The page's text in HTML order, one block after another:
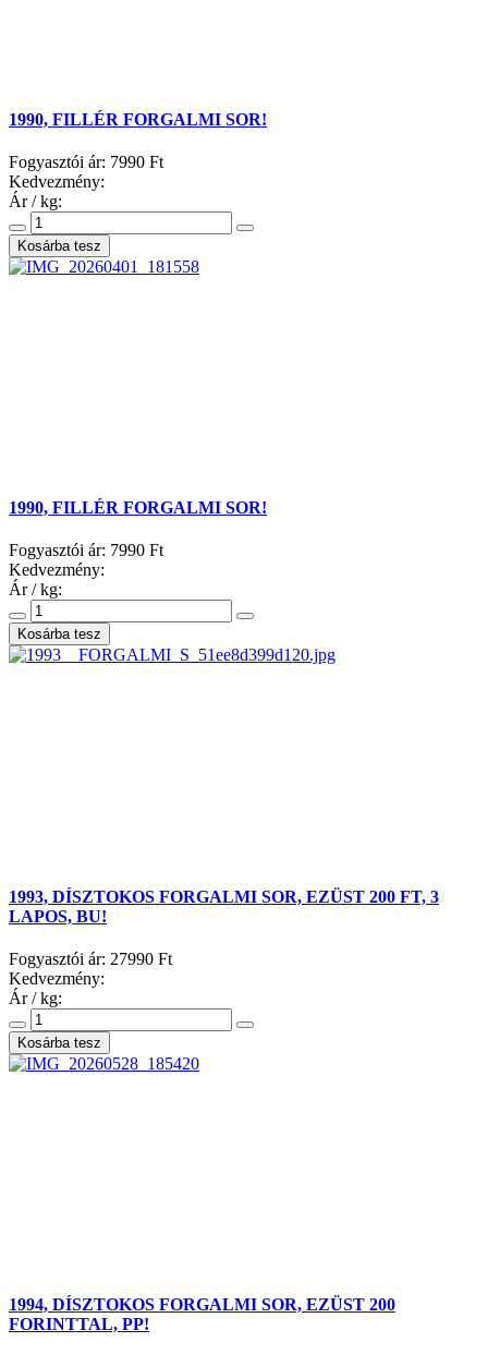
1990, FILLÉR FORGALMI SOR!
Fogyasztói ár: 7990 Ft
Kedvezmény:
Ár / kg:
1990, FILLÉR FORGALMI SOR!
Fogyasztói ár: 7990 Ft
Kedvezmény:
Ár / kg:
1993, DÍSZTOKOS FORGALMI SOR, EZÜST 200 FT, 3
LAPOS, BU!
Fogyasztói ár: 27990 Ft
Kedvezmény:
Ár / kg:
1994, DÍSZTOKOS FORGALMI SOR, EZÜST 200
FORINTTAL, PP!